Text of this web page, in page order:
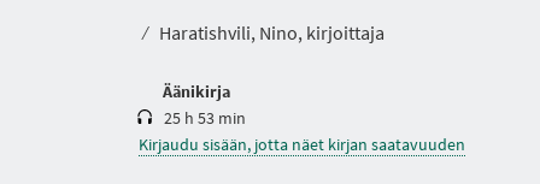
⁄ Haratishvili, Nino, kirjoittaja
Äänikirja
25 h 53 min
Kirjaudu sisään, jotta näet kirjan saatavuuden